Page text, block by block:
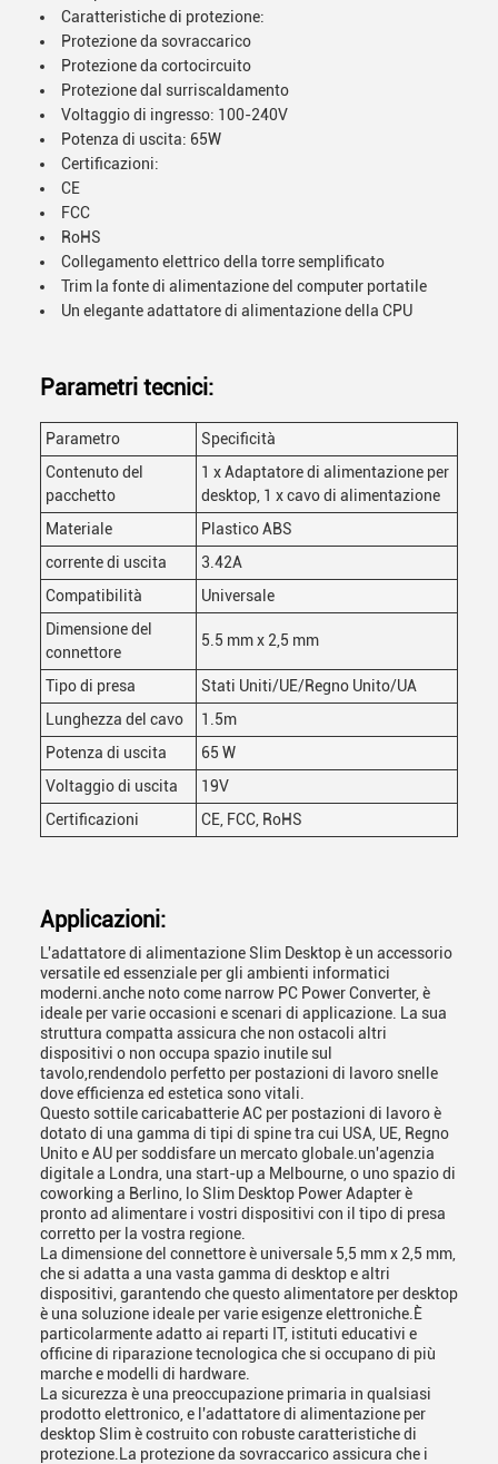
Caratteristiche di protezione:
Protezione da sovraccarico
Protezione da cortocircuito
Protezione dal surriscaldamento
Voltaggio di ingresso: 100-240V
Potenza di uscita: 65W
Certificazioni:
CE
FCC
RoHS
Collegamento elettrico della torre semplificato
Trim la fonte di alimentazione del computer portatile
Un elegante adattatore di alimentazione della CPU
Parametri tecnici:
Parametro
Specificità
Contenuto del
pacchetto
1 x Adaptatore di alimentazione per
desktop, 1 x cavo di alimentazione
Materiale
Plastico ABS
corrente di uscita
3.42A
Compatibilità
Universale
Dimensione del
connettore
5.5 mm x 2,5 mm
Tipo di presa
Stati Uniti/UE/Regno Unito/UA
Lunghezza del cavo
1.5m
Potenza di uscita
65 W
Voltaggio di uscita
19V
Certificazioni
CE, FCC, RoHS
Applicazioni:
L'adattatore di alimentazione Slim Desktop è un accessorio
versatile ed essenziale per gli ambienti informatici
moderni.anche noto come narrow PC Power Converter, è
ideale per varie occasioni e scenari di applicazione. La sua
struttura compatta assicura che non ostacoli altri
dispositivi o non occupa spazio inutile sul
tavolo,rendendolo perfetto per postazioni di lavoro snelle
dove efficienza ed estetica sono vitali.
Questo sottile caricabatterie AC per postazioni di lavoro è
dotato di una gamma di tipi di spine tra cui USA, UE, Regno
Unito e AU per soddisfare un mercato globale.un'agenzia
digitale a Londra, una start-up a Melbourne, o uno spazio di
coworking a Berlino, lo Slim Desktop Power Adapter è
pronto ad alimentare i vostri dispositivi con il tipo di presa
corretto per la vostra regione.
La dimensione del connettore è universale 5,5 mm x 2,5 mm,
che si adatta a una vasta gamma di desktop e altri
dispositivi, garantendo che questo alimentatore per desktop
è una soluzione ideale per varie esigenze elettroniche.È
particolarmente adatto ai reparti IT, istituti educativi e
officine di riparazione tecnologica che si occupano di più
marche e modelli di hardware.
La sicurezza è una preoccupazione primaria in qualsiasi
prodotto elettronico, e l'adattatore di alimentazione per
desktop Slim è costruito con robuste caratteristiche di
protezione.La protezione da sovraccarico assicura che i